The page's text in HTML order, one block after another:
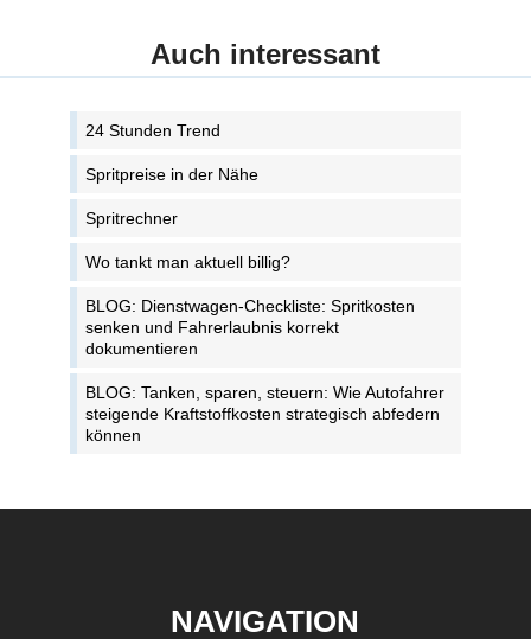
Auch interessant
24 Stunden Trend
Spritpreise in der Nähe
Spritrechner
Wo tankt man aktuell billig?
BLOG: Dienstwagen-Checkliste: Spritkosten
senken und Fahrerlaubnis korrekt
dokumentieren
BLOG: Tanken, sparen, steuern: Wie Autofahrer
steigende Kraftstoffkosten strategisch abfedern
können
NAVIGATION